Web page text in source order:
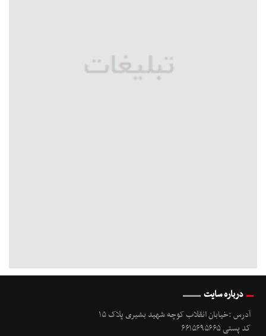
درباره سایت
آدرس :خیابان انقلاب کوچه شهید بشیری پلاک ۱۵
کد پستی ۶۶۱۵۶۹۵۶۶۵